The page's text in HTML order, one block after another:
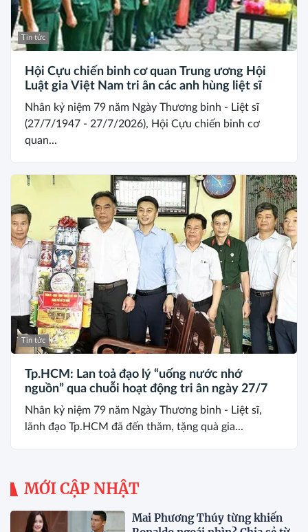
Tin tức
Hội Cựu chiến binh cơ quan Trung ương Hội
Luật gia Việt Nam tri ân các anh hùng liệt sĩ
Nhân kỷ niệm 79 năm Ngày Thương binh - Liệt sĩ
(27/7/1947 - 27/7/2026), Hội Cựu chiến binh cơ
quan...
Tin tức
Tp.HCM: Lan toả đạo lý “uống nước nhớ
nguồn” qua chuỗi hoạt động tri ân ngày 27/7
Nhân kỷ niệm 79 năm Ngày Thương binh - Liệt sĩ,
lãnh đạo Tp.HCM đã đến thăm, tặng quà gia...
MỚI CẬP NHẬT
Mai Phương Thúy từng khiến